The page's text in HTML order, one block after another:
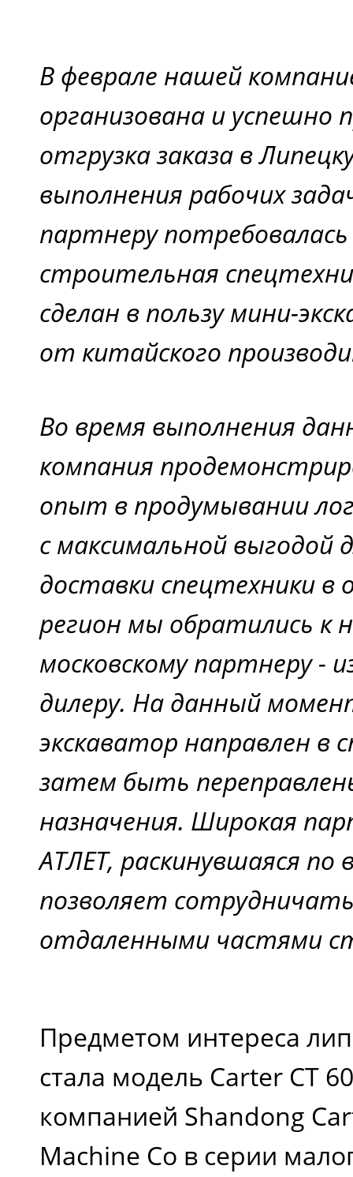
В феврале нашей
организована и успешно
отгрузка заказа в
выполнения рабочих
партнеру
строительная
сделан в пользу мини-
от китайского
Во время выполнения
компания
опыт в продумывании
с максимальной выгодой
доставки спецтехники в
регион мы обратились к
московскому партнеру -
дилеру. На данный
экскаватор направлен в
затем быть
назначения. Широкая
АТЛЕТ, раскинувшаяся по
позволяет
отдаленными частями
Предметом интереса
стала модель Carter CT
компанией Shandong
Machine Co в серии